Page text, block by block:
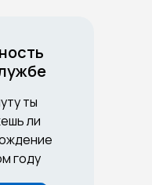
ты
ли
году